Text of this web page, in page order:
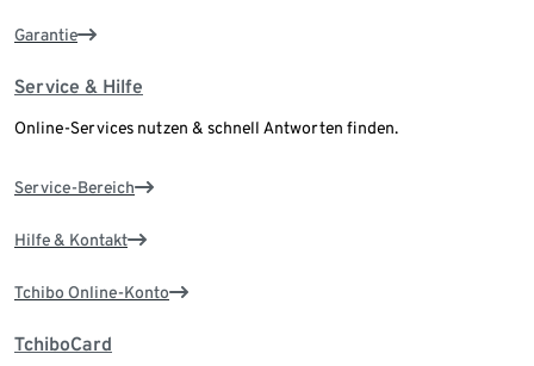
Garantie
Service & Hilfe
Online-Services nutzen & schnell Antworten finden.
Service-Bereich
Hilfe & Kontakt
Tchibo Online-Konto
TchiboCard